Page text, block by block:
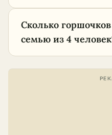
Сколько
семью из 4